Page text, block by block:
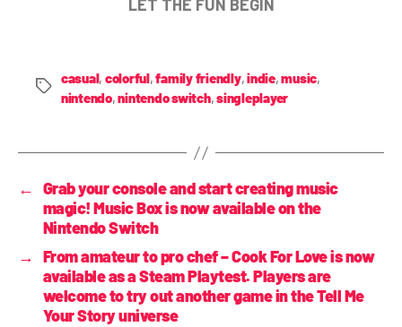
LET THE FUN BEGIN
casual, colorful,family friendly,indie,music,
nintendo,nintendo switch,singleplayer
← Grab your console and start creating music
magic! Music Box is now available on the
Nintendo Switch
→ From amateur to pro chef – Cook For Love is now
available as a Steam Playtest. Players are
welcome to try out another game in the Tell Me
Your Story universe